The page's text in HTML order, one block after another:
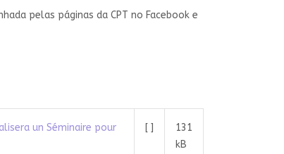
pelas páginas da CPT no Facebook e
un Séminaire pour
[ ]
131
kB